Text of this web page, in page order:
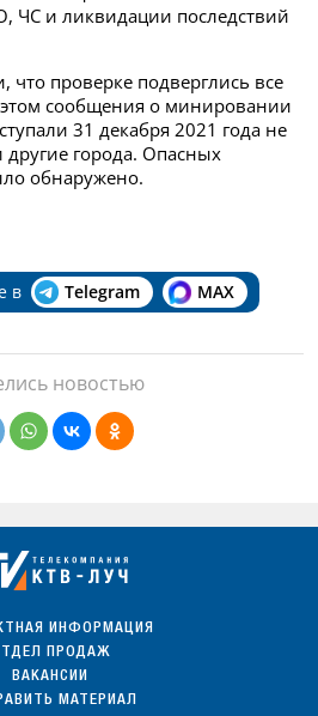
ЧС и ликвидации последствий
что проверке подверглись все
сообщения о минировании
31 декабря 2021 года не
города. Опасных
обнаружено.
в Telegram MAX
новостью
ИНФОРМАЦИЯ
ПРОДАЖ
ВАКАНСИИ
МАТЕРИАЛ